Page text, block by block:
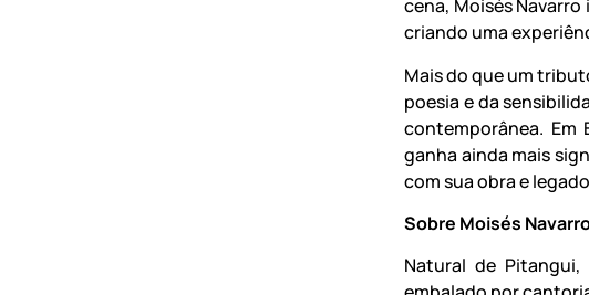
cena, Moisés
criando uma
Mais do que um
poesia e da
contemporânea.
ganha ainda mais
com sua obra e
Sobre Moisés
Natural de